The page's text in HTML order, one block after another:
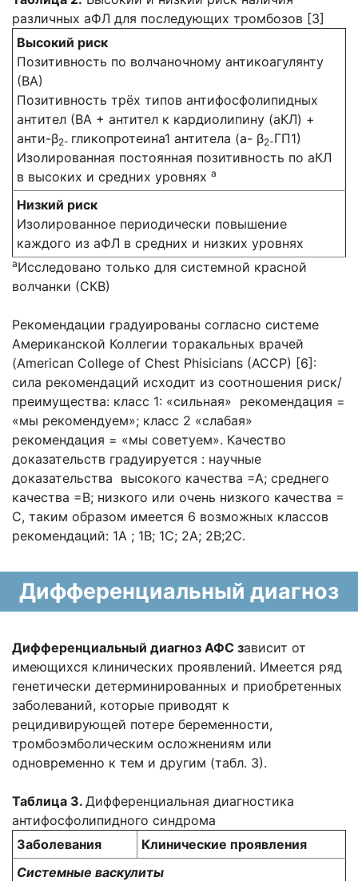
различных аФЛ для последующих тромбозов [3]
Высокий риск
Позитивность по волчаночному антикоагулянту
(ВА)
Позитивность трёх типов антифосфолипидных
антител (ВА + антител к кардиолипину (аКЛ) +
анти-β2- гликопротеина1 антитела (а- β2-ГП1)
Изолированная постоянная позитивность по аКЛ
в высоких и средних уровнях a
Низкий риск
Изолированное периодически повышение
каждого из аФЛ в средних и низких уровнях
aИсследовано только для системной красной
волчанки (СКВ)
Рекомендации градуированы согласно системе
Американской Коллегии торакальных врачей
(American College of Chest Phisicians (ACCP) [6]:
сила рекомендаций исходит из соотношения риск/
преимущества: класс 1: «сильная» рекомендация =
«мы рекомендуем»; класс 2 «слабая»
рекомендация = «мы советуем». Качество
доказательств градуируется : научные
доказательства высокого качества =А; среднего
качества =В; низкого или очень низкого качества =
С, таким образом имеется 6 возможных классов
рекомендаций: 1А ; 1В; 1С; 2А; 2В;2С.
Дифференциальный диагноз
Дифференциальный диагноз АФС зависит от
имеющихся клинических проявлений. Имеется ряд
генетически детерминированных и приобретенных
заболеваний, которые приводят к
рецидивирующей потере беременности,
тромбоэмболическим осложнениям или
одновременно к тем и другим (табл. 3).
Таблица 3. Дифференциальная диагностика
антифосфолипидного синдрома
Заболевания
Клинические проявления
Системные васкулиты